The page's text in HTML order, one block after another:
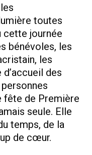
toutes
cette journée
bénévoles, les
les
des
fête de Première
seule. Elle
temps, de la
de cœur.